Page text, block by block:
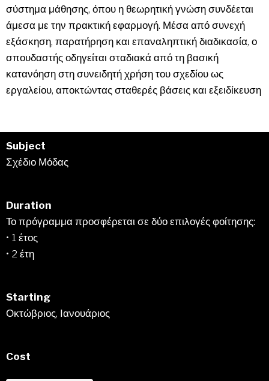
σύστημα μάθησης, όπου η θεωρητική γνώση συνδέεται
άμεσα με την πρακτική εφαρμογή. Μέσα από συνεχή
εξάσκηση, παρατήρηση και επαναληπτική διαδικασία, ο
σπουδαστής οδηγείται σταδιακά από τη βασική
κατανόηση στη συνειδητή χρήση του σχεδίου ως
εργαλείου, αποκτώντας σταθερές βάσεις και εξειδίκευση
Subject
Σχέδιο Μόδας
Duration
Το πρόγραμμα προσφέρεται σε δύο επιλογές φοίτησης:
• 1 έτος
• 2 έτη
Starting
Οκτώβριος, Ιανουάριος
Cost